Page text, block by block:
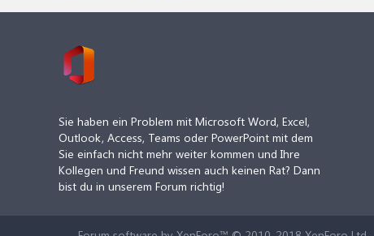
Sie haben ein Problem mit Microsoft Word, Excel,
Outlook, Access, Teams oder PowerPoint mit dem
Sie einfach nicht mehr weiter kommen und Ihre
Kollegen und Freund wissen auch keinen Rat? Dann
bist du in unserem Forum richtig!